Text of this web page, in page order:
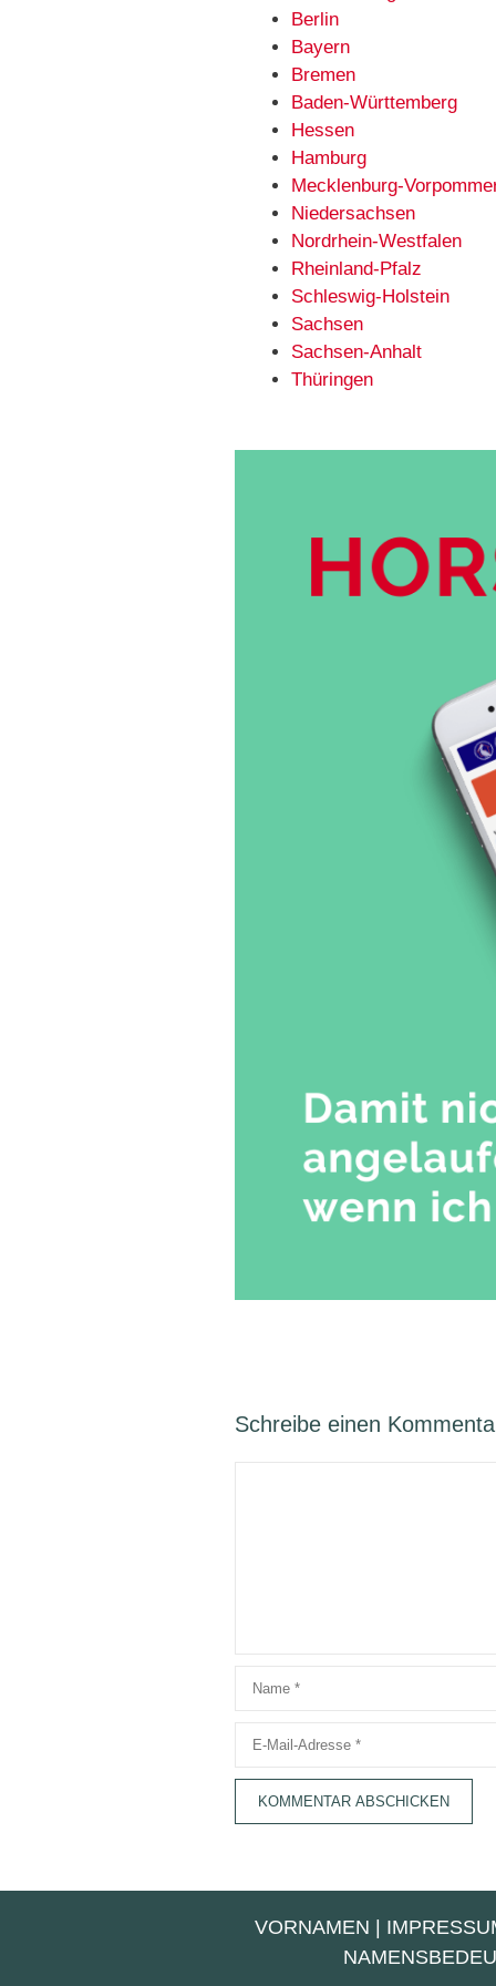
Berlin
Bayern
Bremen
Baden-Württemberg
Hessen
Hamburg
Mecklenburg-
Niedersachsen
Nordrhein-Westfalen
Rheinland-Pfalz
Schleswig-Holstein
Sachsen
Sachsen-Anhalt
Thüringen
Schreibe einen
Name
Adresse
VORNAMEN